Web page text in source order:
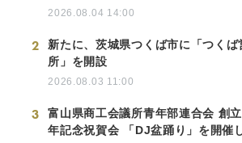
2026.08.04 14:00
2
新たに、茨城県つくば市に「つくば
所」を開設
2026.08.03 11:00
3
富山県商工会議所青年部連合会 創
年記念祝賀会 「DJ盆踊り」を開催